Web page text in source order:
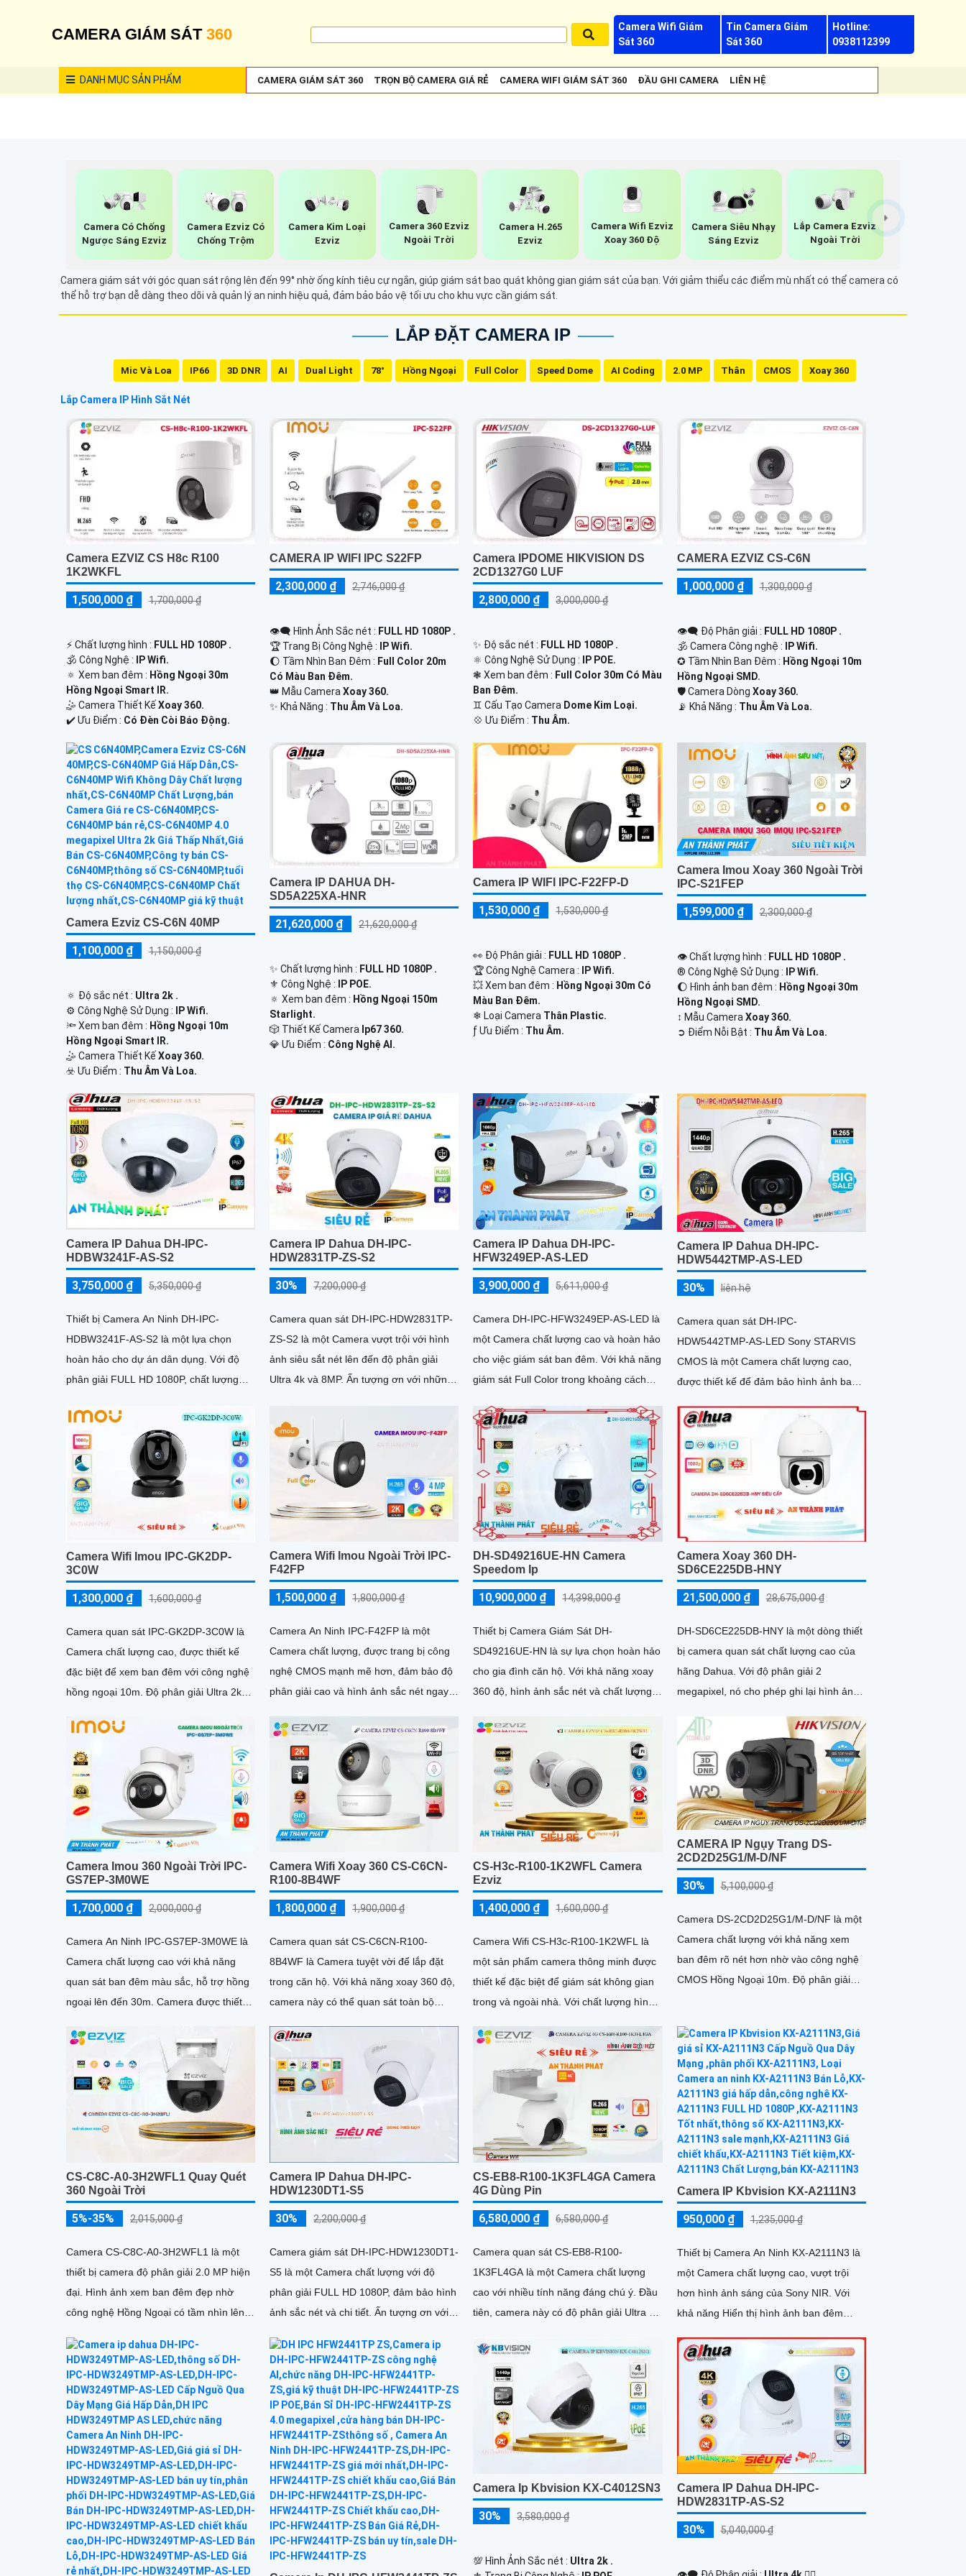
CAMERA GIÁM SÁT 360
Camera Wifi Giám
Sát 360
Tin Camera Giám
Sát 360
Hotline:
0938112399
DANH MỤCSẢN PHẨM CAMERA GIÁM SÁT 360 TRỌN BỘ CAMERA GIÁ RẺ CAMERA WIFI GIÁM SÁT 360 ĐẦU GHI CAMERA LIÊN HỆ
Camera Có Chống
Ngược Sáng Ezviz
Camera Ezviz Có
Chống Trộm
Camera Kim Loại
Ezviz
Camera 360 Ezviz
Ngoài Trời
Camera H.265
Ezviz
Camera Wifi Ezviz
Xoay 360 Độ
Camera Siêu Nhạy
Sáng Ezviz
Lắp Camera Ezviz
Ngoài Trời
Camera giám sát với góc quan sát rộng lên đến 99° nhờ ống kính tiêu cự ngắn, giúp giám sát bao quát không gian giám sát của bạn. Với giảm thiểu các điểm mù nhất có thể camera có
thể hỗ trợ bạn dễ dàng theo dõi và quản lý an ninh hiệu quả, đảm bảo bảo vệ tối ưu cho khu vực cần giám sát.
LẮP ĐẶT CAMERA IP
Mic Và Loa IP66 3D DNR AI Dual Light 78° Hồng Ngoại Full Color Speed Dome AI Coding 2.0 MP Thân CMOS Xoay 360
Lắp Camera IP Hình Sắt Nét
Camera EZVIZ CS H8c R100
1K2WKFL
1,500,000 ₫ 1,700,000 ₫
️⚡ Chất lượng hình : FULL HD 1080P .
🕉️ Công Nghệ :
IP Wifi.
🔅 Xem ban đêm : Hồng Ngoại 30m
Hồng Ngoại Smart IR.
🤹 Camera Thiết Kế Xoay 360.
️✔️ Ưu Điểm : Có Đèn Còi Báo Động.
CAMERA IP WIFI IPC S22FP
2,300,000 ₫ 2,746,000 ₫
👁️‍🗨 Hình Ảnh Sắc nét : FULL HD 1080P .
🏆 Trang Bị Công Nghệ :
IP Wifi.
🌔 Tầm Nhìn Ban Đêm : Full Color 20m
Có Màu Ban Đêm.
👑 Mẫu CameraXoay 360.
️✨ Khả Năng : Thu Âm Và Loa.
Camera IPDOME HIKVISION DS
2CD1327G0 LUF
2,800,000 ₫ 3,000,000 ₫
✨ Độ sắc nét : FULL HD 1080P .
⚛️ Công Nghệ Sử Dụng :
IP POE.
❃ Xem ban đêm : Full Color 30m Có Màu
Ban Đêm.
♊ Cấu Tạo Camera Dome Kim Loại.
️💠 Ưu Điểm : Thu Âm.
CAMERA EZVIZ CS-C6N
1,000,000 ₫ 1,300,000 ₫
👁️‍🗨 Độ Phân giải : FULL HD 1080P .
🕉️ Camera Công nghệ :
IP Wifi.
✪ Tầm Nhìn Ban Đêm : Hồng Ngoại 10m
Hồng Ngoại SMD.
🛡 Camera Dòng Xoay 360.
️📡 Khả Năng : Thu Âm Và Loa.
Camera Ezviz CS-C6N 40MP
1,100,000 ₫ 1,150,000 ₫
🔅 Độ sắc nét : Ultra 2k .
⚙ Công Nghệ Sử Dụng :
IP Wifi.
🔦 Xem ban đêm : Hồng Ngoại 10m
Hồng Ngoại Smart IR.
🤹 Camera Thiết Kế Xoay 360.
️☣️ Ưu Điểm : Thu Âm Và Loa.
Camera IP DAHUA DH-
SD5A225XA-HNR
21,620,000 ₫ 21,620,000 ₫
✨ Chất lượng hình : FULL HD 1080P .
⚜️ Công Nghệ :
IP POE.
🔅 Xem ban đêm : Hồng Ngoại 150m
Starlight.
🎲 Thiết Kế Camera Ip67 360.
️💎 Ưu Điểm : Công Nghệ AI.
Camera IP WIFI IPC-F22FP-D
1,530,000 ₫ 1,530,000 ₫
️👀 Độ Phân giải : FULL HD 1080P .
🏆 Công Nghệ Camera :
IP Wifi.
💥 Xem ban đêm : Hồng Ngoại 30m Có
Màu Ban Đêm.
❄ Loại Camera Thân Plastic.
️ƒ Ưu Điểm : Thu Âm.
Camera Imou Xoay 360 Ngoài Trời
IPC-S21FEP
1,599,000 ₫ 2,300,000 ₫
👁 Chất lượng hình : FULL HD 1080P .
®️ Công Nghệ Sử Dụng :
IP Wifi.
🌔 Hình ảnh ban đêm : Hồng Ngoại 30m
Hồng Ngoại SMD.
↕️ Mẫu Camera Xoay 360.
️➲ Điểm Nỗi Bật : Thu Âm Và Loa.
Camera IP Dahua DH-IPC-
HDBW3241F-AS-S2
3,750,000 ₫ 5,350,000 ₫
Thiết bị Camera An Ninh DH-IPC-
HDBW3241F-AS-S2 là một lựa chọn
hoàn hảo cho dự án dân dụng. Với độ
phân giải FULL HD 1080P, chất lượng
Camera IP Dahua DH-IPC-
HDW2831TP-ZS-S2
30% 7,200,000 ₫
Camera quan sát DH-IPC-HDW2831TP-
ZS-S2 là một Camera vượt trội với hình
ảnh siêu sắt nét lên đến độ phân giải
Ultra 4k và 8MP. Ấn tượng ơn với những
Camera IP Dahua DH-IPC-
HFW3249EP-AS-LED
3,900,000 ₫ 5,611,000 ₫
Camera DH-IPC-HFW3249EP-AS-LED là
một Camera chất lượng cao và hoàn hảo
cho việc giám sát ban đêm. Với khả năng
giám sát Full Color trong khoảng cách
Camera IP Dahua DH-IPC-
HDW5442TMP-AS-LED
30% liên hệ
Camera quan sát DH-IPC-
HDW5442TMP-AS-LED Sony STARVIS
CMOS là một Camera chất lượng cao,
được thiết kế để đảm bảo hình ảnh ban
20m. Với...
Camera Wifi Imou IPC-GK2DP-
3C0W
1,300,000 ₫ 1,600,000 ₫
Camera quan sát IPC-GK2DP-3C0W là
Camera chất lượng cao, được thiết kế
đặc biệt để xem ban đêm với công nghệ
hồng ngoại 10m. Độ phân giải Ultra 2k
Camera Wifi Imou Ngoài Trời IPC-
F42FP
1,500,000 ₫ 1,800,000 ₫
Camera An Ninh IPC-F42FP là một
Camera chất lượng, được trang bị công
nghệ CMOS mạnh mẽ hơn, đảm bảo độ
phân giải cao và hình ảnh sắc nét ngay
DH-SD49216UE-HN Camera
Speedom Ip
10,900,000 ₫ 14,398,000 ₫
Thiết bị Camera Giám Sát DH-
SD49216UE-HN là sự lựa chọn hoàn hảo
cho gia đình căn hộ. Với khả năng xoay
360 độ, hình ảnh sắc nét và chất lượng
bảo mang lại hình ảnh trung thực và sắc
Camera Xoay 360 DH-
SD6CE225DB-HNY
21,500,000 ₫ 28,675,000 ₫
DH-SD6CE225DB-HNY là một dòng thiết
bị camera quan sát chất lượng cao của
hãng Dahua. Với độ phân giải 2
megapixel, nó cho phép ghi lại hình ảnh
Camera Imou 360 Ngoài Trời IPC-
GS7EP-3M0WE
1,700,000 ₫ 2,000,000 ₫
Camera An Ninh IPC-GS7EP-3M0WE là
Camera chất lượng cao với khả năng
quan sát ban đêm màu sắc, hỗ trợ hồng
ngoại lên đến 30m. Camera được thiết
năng xoay 360 độ cho góc nhìn toàn diện
Camera Wifi Xoay 360 CS-C6CN-
R100-8B4WF
1,800,000 ₫ 1,900,000 ₫
Camera quan sát CS-C6CN-R100-
8B4WF là Camera tuyệt vời để lắp đặt
trong căn hộ. Với khả năng xoay 360 độ,
camera này có thể quan sát toàn bộ
CS-H3c-R100-1K2WFL Camera
Ezviz
1,400,000 ₫ 1,600,000 ₫
Camera Wifi CS-H3c-R100-1K2WFL là
một sản phẩm camera thông minh được
thiết kế đặc biệt để giám sát không gian
trong và ngoài nhà. Với chất lượng hình
CAMERA IP Ngụy Trang DS-
2CD2D25G1/M-D/NF
30% 5,100,000 ₫
Camera DS-2CD2D25G1/M-D/NF là một
Camera chất lượng với khả năng xem
ban đêm rõ nét hơn nhờ vào công nghệ
CMOS Hồng Ngoại 10m. Độ phân giải
CS-C8C-A0-3H2WFL1 Quay Quét
360 Ngoài Trời
5%-35% 2,015,000 ₫
Camera CS-C8C-A0-3H2WFL1 là một
thiết bị camera độ phân giải 2.0 MP hiện
đại. Hình ảnh xem ban đêm đẹp nhờ
công nghệ Hồng Ngoại có tầm nhìn lên
Camera IP Dahua DH-IPC-
HDW1230DT1-S5
30% 2,200,000 ₫
Camera giám sát DH-IPC-HDW1230DT1-
S5 là một Camera chất lượng với độ
phân giải FULL HD 1080P, đảm bảo hình
ảnh sắc nét và chi tiết. Ấn tượng ơn với
CS-EB8-R100-1K3FL4GA Camera
4G Dùng Pin
6,580,000 ₫ 6,580,000 ₫
Camera quan sát CS-EB8-R100-
1K3FL4GA là một Camera chất lượng
cao với nhiều tính năng đáng chú ý. Đầu
tiên, camera này có độ phân giải Ultra 2k
Camera IP Kbvision KX-A2111N3
950,000 ₫ 1,235,000 ₫
Thiết bị Camera An Ninh KX-A2111N3 là
một Camera chất lượng cao, vượt trội
hơn hình ảnh sáng của Sony NIR. Với
khả năng Hiển thị hình ảnh ban đêm
ảnh sắc nét và chất lượng với độ phân
giải FULL HD 1080P
Camera Ip Kbvision KX-C4012SN3
30% 3,580,000 ₫
💯 Hình Ảnh Sắc nét : Ultra 2k .
Camera IP Dahua DH-IPC-
HDW2831TP-AS-S2
30% 5,040,000 ₫